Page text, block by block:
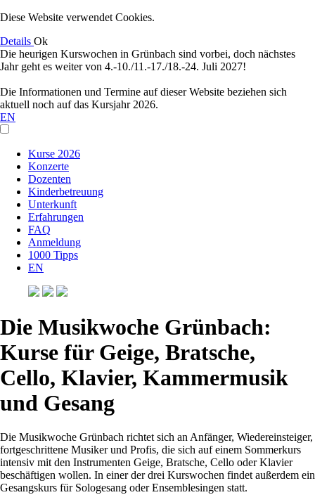
Diese Website verwendet Cookies.
Details Ok
Die heurigen Kurswochen in Grünbach sind vorbei, doch nächstes
Jahr geht es weiter von 4.-10./11.-17./18.-24. Juli 2027!
Die Informationen und Termine auf dieser Website beziehen sich
aktuell noch auf das Kursjahr 2026.
EN
Kurse 2026
Konzerte
Dozenten
Kinderbetreuung
Unterkunft
Erfahrungen
FAQ
Anmeldung
1000 Tipps
EN
Die Musikwoche Grünbach:
Kurse für Geige, Bratsche,
Cello, Klavier, Kammermusik
und Gesang
Die Musikwoche Grünbach richtet sich an Anfänger, Wiedereinsteiger,
fortgeschrittene Musiker und Profis, die sich auf einem Sommerkurs
intensiv mit den Instrumenten Geige, Bratsche, Cello oder Klavier
beschäftigen wollen. In einer der drei Kurswochen findet außerdem ein
Gesangskurs für Sologesang oder Ensemblesingen statt.